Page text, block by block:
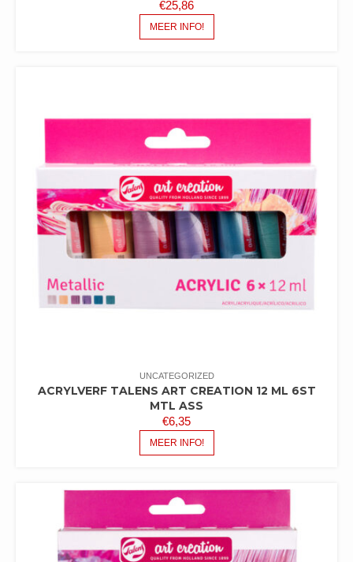
€25,86
MEER INFO!
UNCATEGORIZED
ACRYLVERF TALENS ART CREATION 12 ML 6ST
MTL ASS
€6,35
MEER INFO!